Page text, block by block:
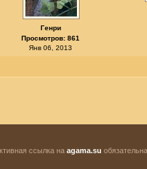
Генри
Просмотров: 861
Янв 06, 2013
ссылка на agama.su